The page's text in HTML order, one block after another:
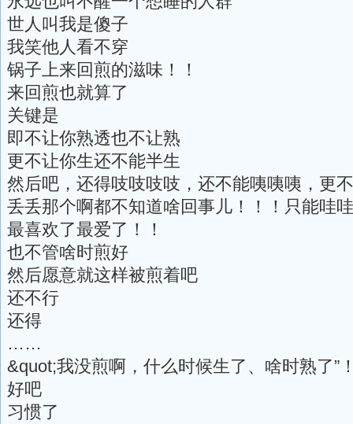
世人叫我是傻子
我笑他人看不穿
锅子上来回煎的滋味！！
来回煎也就算了
关键是
即不让你熟透也不让熟
更不让你生还不能半生
然后吧，还得吱吱吱吱，还不能咦咦咦，更
丢丢那个啊都不知道啥回事儿！！！只能哇
最喜欢了最爱了！！
也不管啥时煎好
然后愿意就这样被煎着吧
还不行
还得
……
&quot;我没煎啊，什么时候生了、啥时熟了”
好吧
习惯了